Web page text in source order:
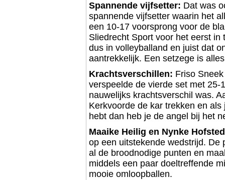
Spannende vijfsetter: Dat was
spannende vijfsetter waarin het
een 10-17 voorsprong voor de
Sliedrecht Sport voor het eerst
dus in volleyballand en juist dat
aantrekkelijk. Een setzege is
Krachtsverschillen: Friso
verspeelde de vierde set met
nauwelijks krachtsverschil was.
Kerkvoorde de kar trekken en
hebt dan heb je de angel bij het
Maaike Heilig en Nynke
op een uitstekende wedstrijd. De
al de broodnodige punten en
middels een paar doeltreffende
mooie omloopballen.